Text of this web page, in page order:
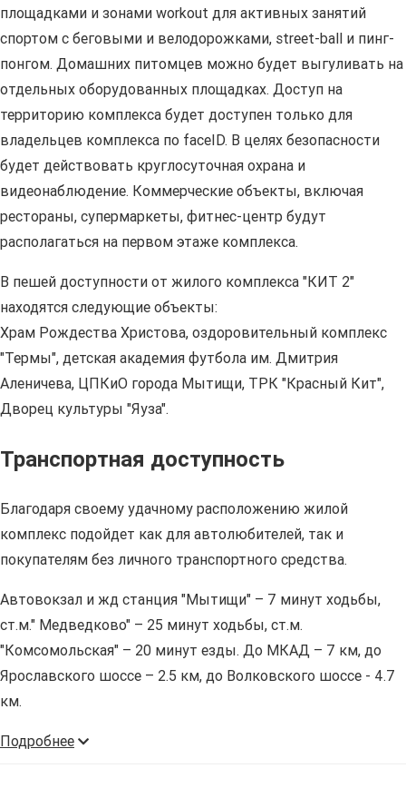
площадками и зонами workout для активных занятий
спортом с беговыми и велодорожками, street-ball и пинг-
понгом. Домашних питомцев можно будет выгуливать на
отдельных оборудованных площадках. Доступ на
территорию комплекса будет доступен только для
владельцев комплекса по faceID. В целях безопасности
будет действовать круглосуточная охрана и
видеонаблюдение. Коммерческие объекты, включая
рестораны, супермаркеты, фитнес-центр будут
располагаться на первом этаже комплекса.
В пешей доступности от жилого комплекса "КИТ 2"
находятся следующие объекты:
Храм Рождества Христова, оздоровительный комплекс
"Термы", детская академия футбола им. Дмитрия
Аленичева, ЦПКиО города Мытищи, ТРК "Красный Кит",
Дворец культуры "Яуза".
Транспортная доступность
Благодаря своему удачному расположению жилой
комплекс подойдет как для автолюбителей, так и
покупателям без личного транспортного средства.
Автовокзал и жд станция "Мытищи" – 7 минут ходьбы,
ст.м." Медведково" – 25 минут ходьбы, ст.м.
"Комсомольская" – 20 минут езды. До МКАД – 7 км, до
Ярославского шоссе – 2.5 км, до Волковского шоссе - 4.7
км.
Подробнее